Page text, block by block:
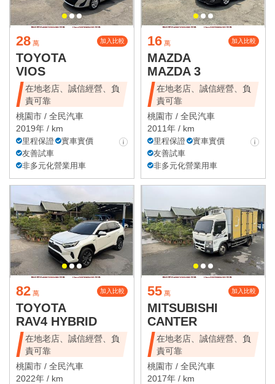
28 萬 加入比較
TOYOTA
VIOS
在地老店、誠信經營、負
責可靠
桃園市 / 全民汽車
2019年 / km
里程保證
實車實價
友善試車
非多元化營業用車
16 萬 加入比較
MAZDA
MAZDA 3
在地老店、誠信經營、負
責可靠
桃園市 / 全民汽車
2011年 / km
里程保證
實車實價
友善試車
非多元化營業用車
82 萬 加入比較
TOYOTA
RAV4 HYBRID
在地老店、誠信經營、負
責可靠
桃園市 / 全民汽車
2022年 / km
55 萬 加入比較
MITSUBISHI
CANTER
在地老店、誠信經營、負
責可靠
桃園市 / 全民汽車
2017年 / km